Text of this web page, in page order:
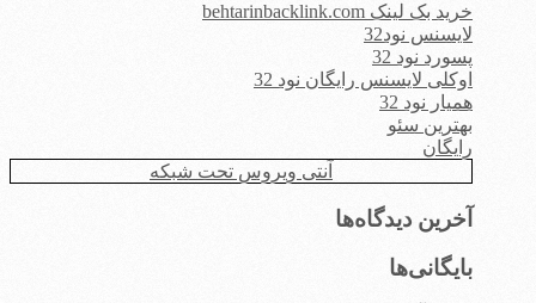
خرید بک لینک behtarinbacklink.com
لایسنس نود32
پسورد نود 32
اوکلی لایسنس رایگان نود 32
همیار نود 32
بهترین سئو
رایگان
آنتی ویروس تحت شبکه
آخرین دیدگاه‌ها
بایگانی‌ها